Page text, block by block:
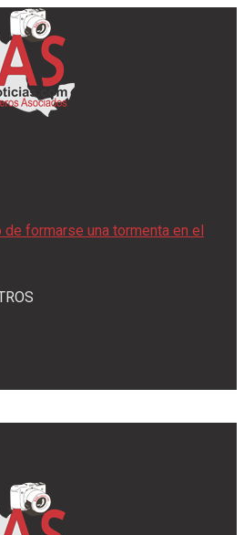
de formarse una tormenta en el